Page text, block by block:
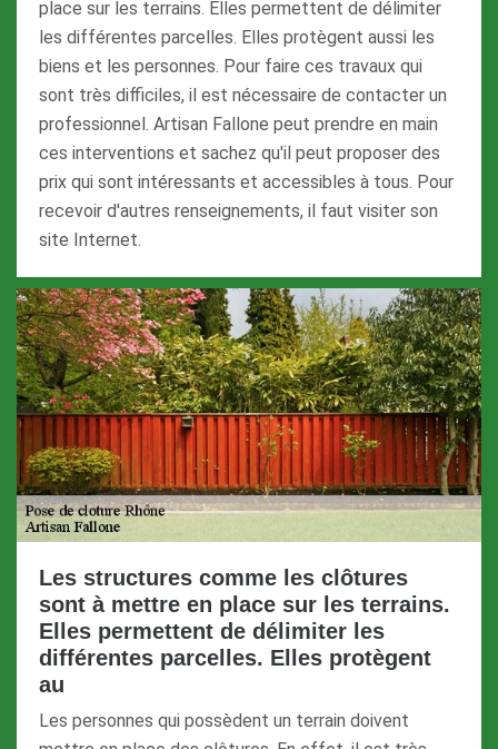
place sur les terrains. Elles permettent de délimiter
les différentes parcelles. Elles protègent aussi les
biens et les personnes. Pour faire ces travaux qui
sont très difficiles, il est nécessaire de contacter un
professionnel. Artisan Fallone peut prendre en main
ces interventions et sachez qu'il peut proposer des
prix qui sont intéressants et accessibles à tous. Pour
recevoir d'autres renseignements, il faut visiter son
site Internet.
Les structures comme les clôtures
sont à mettre en place sur les terrains.
Elles permettent de délimiter les
différentes parcelles. Elles protègent
au
Les personnes qui possèdent un terrain doivent